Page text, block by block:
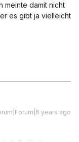
meinte damit nicht
es gibt ja vielleicht
years ago